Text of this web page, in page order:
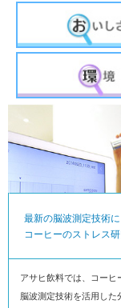
最新の脳波測定技術
コーヒーのストレス
アサヒ飲料では、コーヒ
脳波測定技術を活用した